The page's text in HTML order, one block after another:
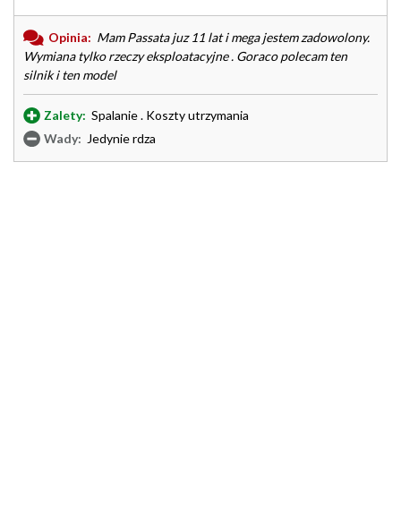
Opinia: Mam Passata juz 11 lat i mega jestem zadowolony.
Wymiana tylko rzeczy eksploatacyjne . Goraco polecam ten
silnik i ten model
Zalety: Spalanie . Koszty utrzymania
Wady: Jedynie rdza